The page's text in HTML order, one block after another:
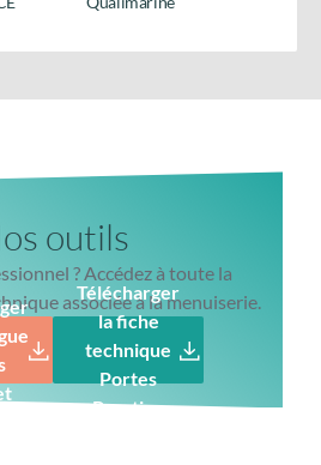
outils
? Accédez à toute la
associée à la menuiserie.
Télécharger
la fiche
technique
Portes
Prestige